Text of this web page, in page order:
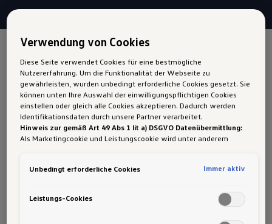
Multivan
Winterkompletträder 16
Zoll
Verwendung von Cookies
Diese Seite verwendet Cookies für eine bestmögliche
Nutzererfahrung. Um die Funktionalität der Webseite zu
gewährleisten, wurden unbedingt erforderliche Cookies gesetzt. Sie
können unten Ihre Auswahl der einwilligungspflichtigen Cookies
einstellen oder gleich alle Cookies akzeptieren. Dadurch werden
Identifikationsdaten durch unsere Partner verarbeitet.
Hinweis zur gemäß Art 49 Abs 1 lit a) DSGVO Datenübermittlung:
Als Marketingcookie und Leistungscookie wird unter anderem
Daten in die USA (insbesondere dort an die Google LLC) weitergibt.
Angemessenheitsbeschluss der Europäischen Kommission. Hieraus
Unbedingt erforderliche Cookies Immer aktiv
Leistungs-Cookies